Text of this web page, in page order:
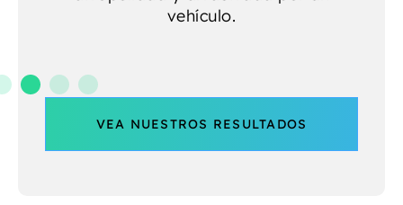
vehículo.
VEA NUESTROS RESULTADOS